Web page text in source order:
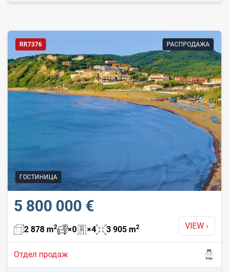
VIEW ›
5 800 000 €
2 878 m2 ×0 ×4 3 905 m2
Отдел продаж
RR7376 РАСПРОДАЖА
ГОСТИНИЦА